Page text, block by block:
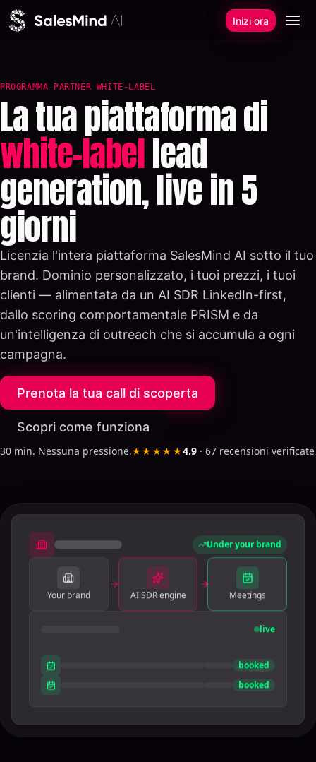
Vada al contenuto
Inizi ora
PROGRAMMA PARTNER WHITE-LABEL
La tua piattaforma di
white-labellead
generation, live in 5
giorni
Licenzia l'intera piattaforma SalesMind AI sotto il tuo
brand. Dominio personalizzato, i tuoi prezzi, i tuoi
clienti — alimentata da un AI SDR LinkedIn-first,
dallo scoring comportamentale PRISM e da
un'intelligenza di outreach che si accumula a ogni
campagna.
Prenota la tua call di scoperta
Scopri come funziona
30 min. Nessuna pressione.★★★★★4.9 · 67 recensioni verificate
Under your brand
Your brand AI SDR engine Meetings
live
booked
booked